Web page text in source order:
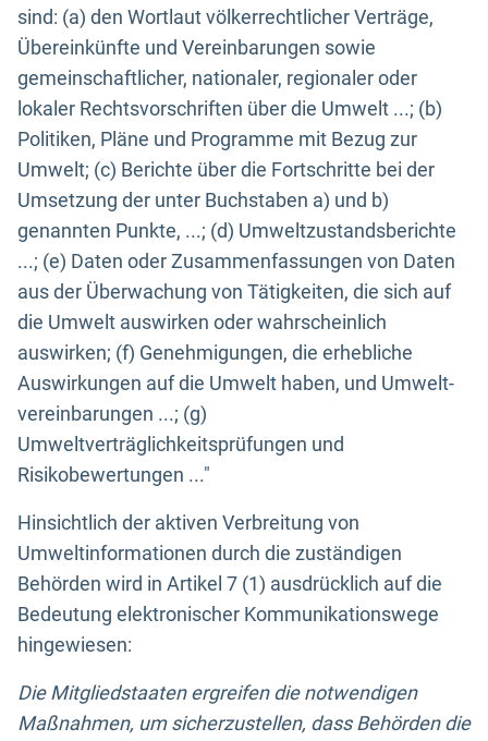
sind: (a) den Wortlaut völkerrechtlicher Verträge,
Übereinkünfte und Vereinbarungen sowie
gemeinschaftlicher, nationaler, regionaler oder
lokaler Rechtsvorschriften über die Umwelt ...; (b)
Politiken, Pläne und Programme mit Bezug zur
Umwelt; (c) Berichte über die Fortschritte bei der
Umsetzung der unter Buchstaben a) und b)
genannten Punkte, ...; (d) Umweltzustandsberichte
...; (e) Daten oder Zusammenfassungen von Daten
aus der Überwachung von Tätigkeiten, die sich auf
die Umwelt auswirken oder wahrscheinlich
auswirken; (f) Genehmigungen, die erhebliche
Auswirkungen auf die Umwelt haben, und Umwelt-
vereinbarungen ...; (g)
Umweltverträglichkeitsprüfungen und
Risikobewertungen ..."
Hinsichtlich der aktiven Verbreitung von
Umweltinformationen durch die zuständigen
Behörden wird in Artikel 7 (1) ausdrücklich auf die
Bedeutung elektronischer Kommunikationswege
hingewiesen:
Die Mitgliedstaaten ergreifen die notwendigen
Maßnahmen, um sicherzustellen, dass Behörden die